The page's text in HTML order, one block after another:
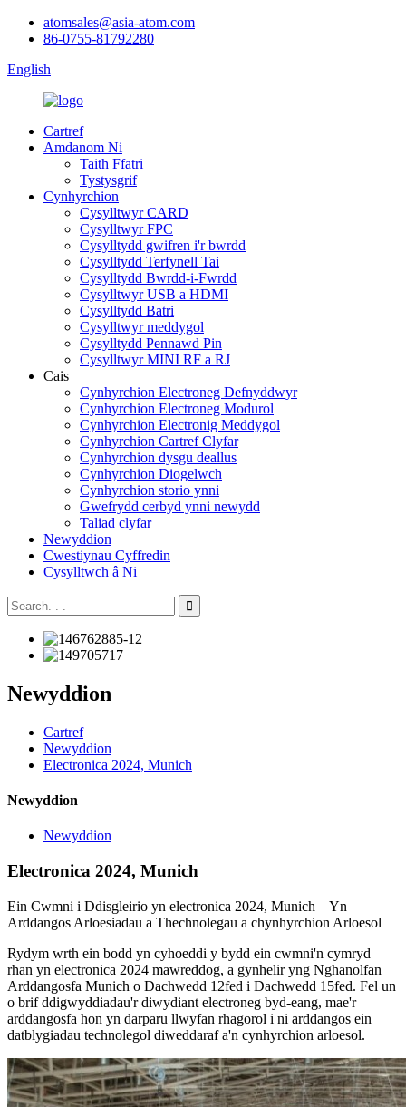
atomsales@asia-atom.com
86-0755-81792280
English
Cartref
Amdanom Ni
Taith Ffatri
Tystysgrif
Cynhyrchion
Cysylltwyr CARD
Cysylltwyr FPC
Cysylltydd gwifren i'r bwrdd
Cysylltydd Terfynell Tai
Cysylltydd Bwrdd-i-Fwrdd
Cysylltwyr USB a HDMI
Cysylltydd Batri
Cysylltwyr meddygol
Cysylltydd Pennawd Pin
Cysylltwyr MINI RF a RJ
Cais
Cynhyrchion Electroneg Defnyddwyr
Cynhyrchion Electroneg Modurol
Cynhyrchion Electronig Meddygol
Cynhyrchion Cartref Clyfar
Cynhyrchion dysgu deallus
Cynhyrchion Diogelwch
Cynhyrchion storio ynni
Gwefrydd cerbyd ynni newydd
Taliad clyfar
Newyddion
Cwestiynau Cyffredin
Cysylltwch â Ni
Newyddion
Cartref
Newyddion
Electronica 2024, Munich
Newyddion
Newyddion
Electronica 2024, Munich
Ein Cwmni i Ddisgleirio yn electronica 2024, Munich – Yn
Arddangos Arloesiadau a Thechnolegau a chynhyrchion Arloesol
Rydym wrth ein bodd yn cyhoeddi y bydd ein cwmni'n cymryd
rhan yn electronica 2024 mawreddog, a gynhelir yng Nghanolfan
Arddangosfa Munich o Dachwedd 12fed i Dachwedd 15fed. Fel un
o brif ddigwyddiadau'r diwydiant electroneg byd-eang, mae'r
arddangosfa hon yn darparu llwyfan rhagorol i ni arddangos ein
datblygiadau technolegol diweddaraf a'n cynhyrchion arloesol.